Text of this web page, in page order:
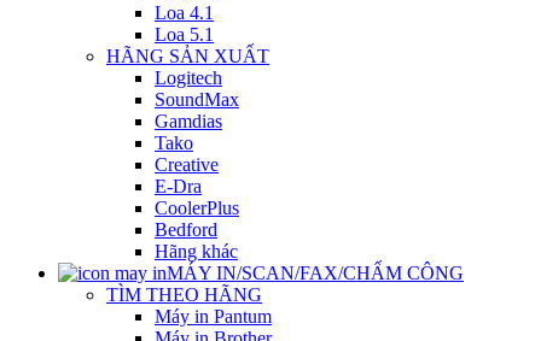
Loa 4.1
Loa 5.1
HÃNG SẢN XUẤT
Logitech
SoundMax
Gamdias
Tako
Creative
E-Dra
CoolerPlus
Bedford
Hãng khác
MÁY IN/SCAN/FAX/CHẤM CÔNG
TÌM THEO HÃNG
Máy in Pantum